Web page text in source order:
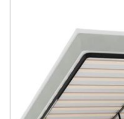
#sharemevidaxl